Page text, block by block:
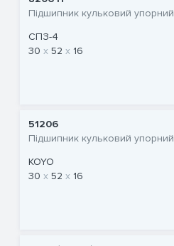
Підшипник кульковий упорний
СПЗ-4
30
52 16
51206
Підшипник кульковий упорний
KOYO
30
52 16